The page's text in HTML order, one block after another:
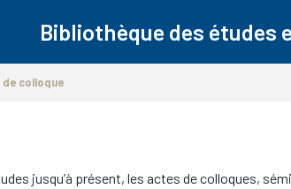
Bibliothèque des études
colloque
jusqu’à présent, les actes de colloques,